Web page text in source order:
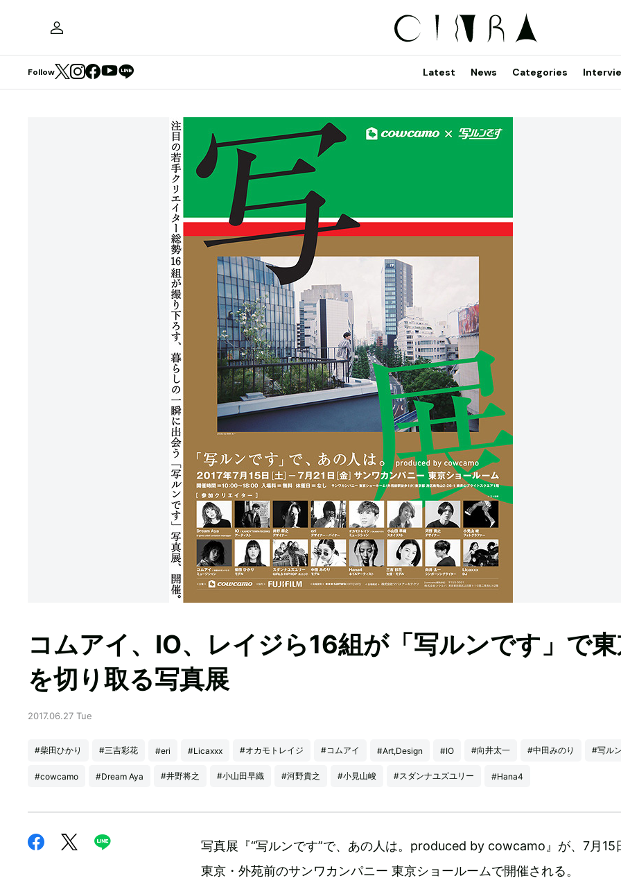
Follow Latest News Categories
コムアイ、IO、レイジら16組が「写ルンです」で
を切り取る写真展
2017.06.27 Tue
#柴田ひかり #三吉彩花 #eri #Licaxxx #オカモトレイジ #コムアイ #Art,Design #IO #向井太一 #中田みのり #写ル
#cowcamo #Dream Aya #井野将之 #小山田早織 #河野貴之 #小見山峻 #スダンナユズユリー #Hana4
写真展『“写ルンです”で、あの人は。produced by cowcamo』が、7月15
東京・外苑前のサンワカンパニー 東京ショールームで開催される。